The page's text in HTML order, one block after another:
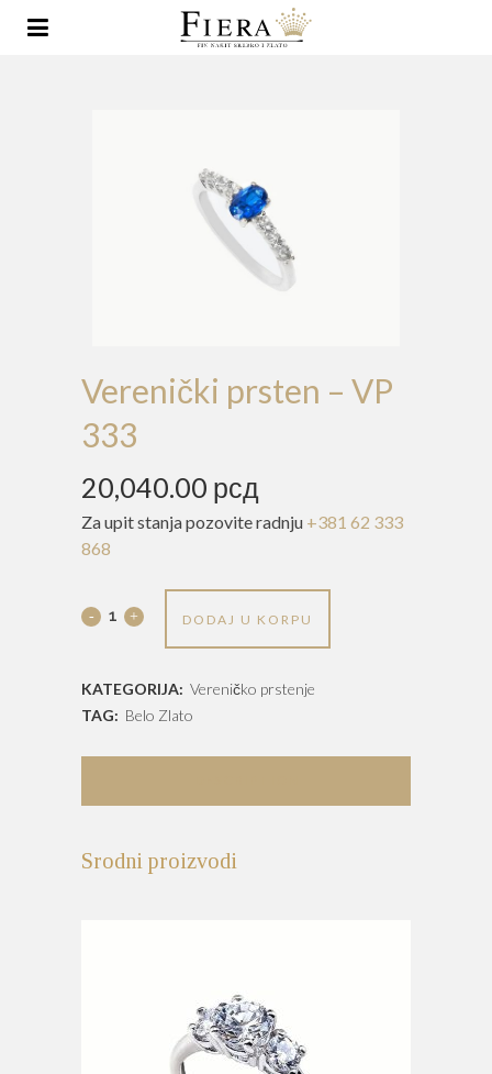
Verenički prsten – VP
333
20,040.00 рсд
Za upit stanja pozovite radnju +381 62 333
868
Verenički
-
DODAJ U KORPU
KATEGORIJA: Vereničko prstenje
TAG: Belo Zlato
Srodni proizvodi